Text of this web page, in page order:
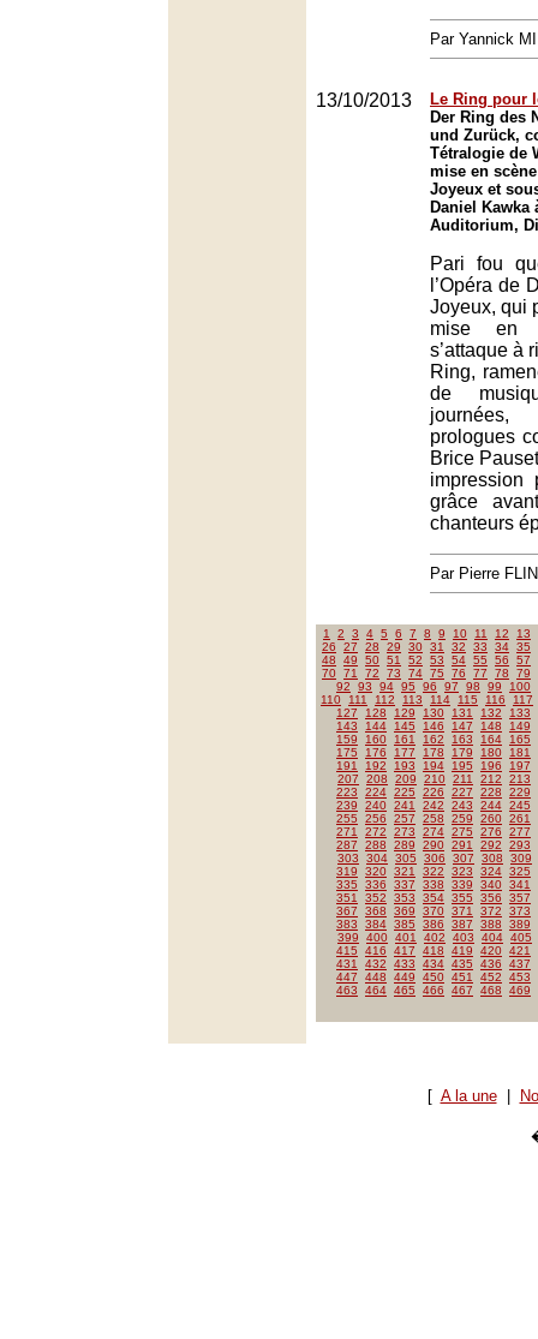
Par Yannick
13/10/2013
Le Ring pour
Der Ring des
und Zurück,
Tétralogie de
mise en
Joyeux et
Daniel Kawka
Auditorium,
Pari fou
l’Opéra de
Joyeux, qui
mise en
s’attaque à
Ring,
de
journées,
prologues
Brice
impression
grâce
chanteurs
Par Pierre
1 2 3 4 5 6 7 8 9 10 11 12
13
26
27 28 29 30 31 32 33 34 35
48
49 50 51 52 53 54 55 56
57
70 71 72 73 74 75 76 77 78
79
92
93 94 95 96 97 98 99
100
110
111 112 113 114 115 116
117
127
128 129 130 131 132
133
143
144 145 146 147 148
149
159
160 161 162 163 164
165
175
176 177 178 179 180
181
191
192 193 194 195 196
197
207
208 209 210 211 212
213
223
224 225 226 227 228
229
239
240 241 242 243 244 245
255
256 257 258 259 260 261
271
272 273 274 275 276
277
287
288 289 290 291 292
293
303
304 305 306 307 308
309
319
320 321 322 323 324 325
335
336 337 338 339 340 341
351
352 353 354 355 356
357
367
368 369 370 371 372
373
383
384 385 386 387 388
389
399
400 401 402 403 404 405
415
416 417 418 419 420 421
431
432 433 434 435 436
437
447
448 449 450 451 452
453
463
464 465 466 467 468 469
[ A la une|